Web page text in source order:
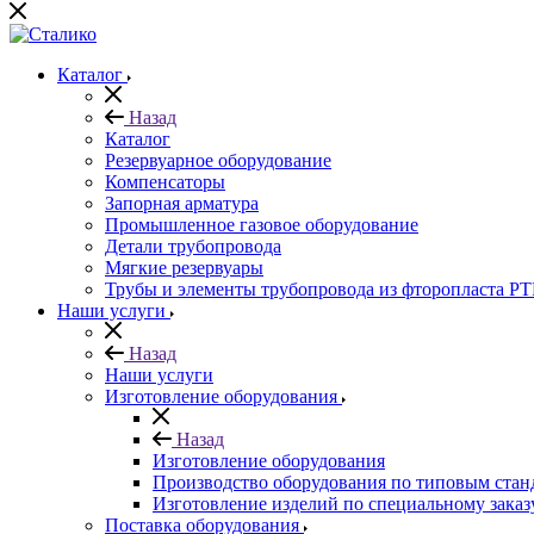
Каталог
Назад
Каталог
Резервуарное оборудование
Компенсаторы
Запорная арматура
Промышленное газовое оборудование
Детали трубопровода
Мягкие резервуары
Трубы и элементы трубопровода из фторопласта
Наши услуги
Назад
Наши услуги
Изготовление оборудования
Назад
Изготовление оборудования
Производство оборудования по типовым
Изготовление изделий по специальному
Поставка оборудования